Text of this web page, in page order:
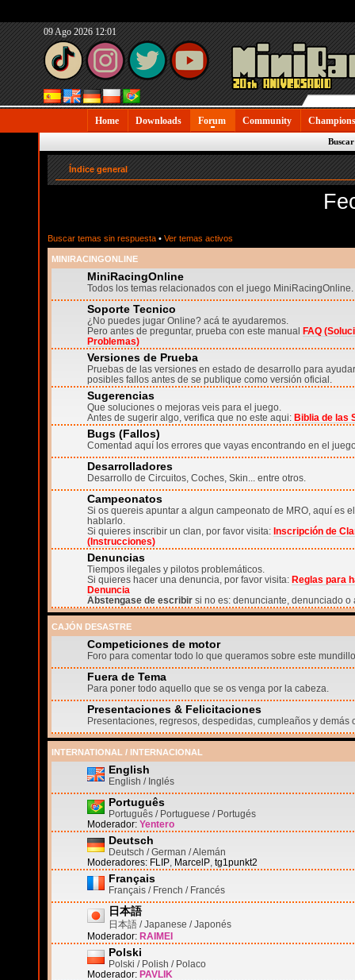
09 Ago 2026 12:01
Home Downloads Forum Community
Buscar
Índice general
Buscar temas sin respuesta • Ver temas activos
MINIRACINGONLINE
MiniRacingOnline
Todos los temas relacionados con el juego MiniRacingOnline.
Soporte Tecnico
¿No puedes jugar Online? acá te ayudaremos.
Pero antes de preguntar, prueba con este manual FAQ
Problemas)
Versiones de Prueba
Pruebas de las versiones en estado de desarrollo para
posibles fallos antes de se publique como versión oficial.
Sugerencias
Que soluciones o mejoras veis para el juego.
Antes de sugerir algo, verifica que no este aqui: Biblia de las
Bugs (Fallos)
Comentad aquí los errores que vayas encontrando en el
Desarrolladores
Desarrollo de Circuitos, Coches, Skin... entre otros.
Campeonatos
Si os quereis apuntar a algun campeonato de MRO, aquí es
hablarlo.
Si quieres inscribir un clan, por favor visita: Inscripción de
(Instrucciones)
Denuncias
Tiempos ilegales y pilotos problemáticos.
Si quieres hacer una denuncia, por favor visita: Reglas para
Denuncia
Abstengase de escribir si no es: denunciante, denunciado o
CAJÓN DESASTRE
Competiciones de motor
Foro para comentar todo lo que queramos sobre este
Fuera de Tema
Para poner todo aquello que se os venga por la cabeza.
Presentaciones & Felicitaciones
Presentaciones, regresos, despedidas, cumpleaños y demás
INTERNATIONAL / INTERNACIONAL
English
English / Inglés
Português
Português / Portuguese / Portugés
Moderador: Yentero
Deutsch
Deutsch / German / Alemán
Moderadores: FLIP MarcelP tg1punkt2
Français
Français / French / Francés
日本語
日本語 / Japanese / Japonés
Moderador: RAIMEI
Polski
Polski / Polish / Polaco
Moderador: PAVLIK